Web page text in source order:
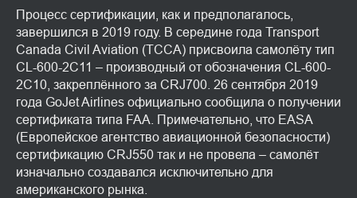
Процесс сертификации, как и предполагалось,
завершился в 2019 году. В середине года Transport
Canada Civil Aviation (TCCA) присвоила самолёту тип
CL-600-2C11 – производный от обозначения CL-600-
2C10, закреплённого за CRJ700. 26 сентября 2019
года GoJet Airlines официально сообщила о получении
сертификата типа FAA. Примечательно, что EASA
(Европейское агентство авиационной безопасности)
сертификацию CRJ550 так и не провела – самолёт
изначально создавался исключительно для
американского рынка.